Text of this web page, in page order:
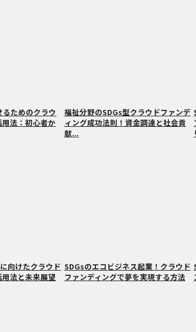
ためのクラウ
用法：初心者か
福祉分野のSDGs型クラウドファンデ
ィング成功法則！資金調達と社会貢
献...
向けたクラウド
法と未来展望
SDGsのエコビジネス起業！クラウド
ファンディングで夢を実現する方法